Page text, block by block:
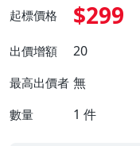
起標價格 $299
出價增額 20
最高出價者 無
數量 1 件